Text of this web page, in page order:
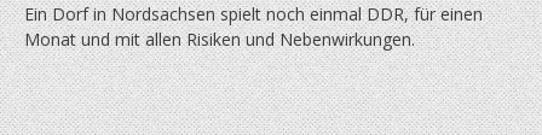
Ein Dorf in Nordsachsen spielt noch einmal DDR, für einen
Monat und mit allen Risiken und Nebenwirkungen.